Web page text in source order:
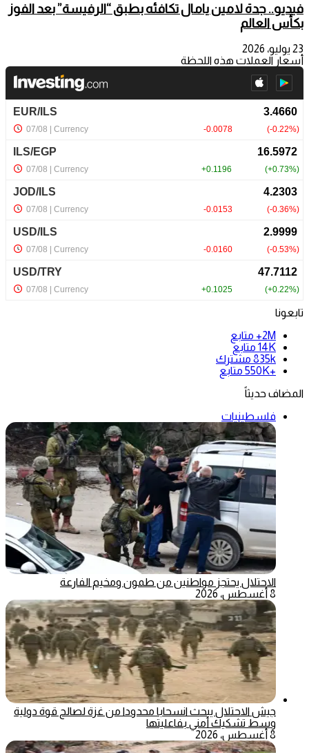
فيديو.. جدة لامين يامال تكافئه بطبق “الرفيسة” بعد الفوز
بكأس العالم
23 يوليو، 2026
أسعار العملات هذه اللحظة
تابعونا
2M+
متابع
14K متابع
835k مشترك
+550K
متابع
المضاف حديثاً
فلسطينيات
الاحتلال يحتجز مواطنين من طمون ومخيم الفارعة
8 أغسطس، 2026
جيش الاحتلال يبحث انسحابا محدودا من غزة لصالح قوة دولية
وسط تشكيك أمني بفاعليتها
8 أغسطس، 2026